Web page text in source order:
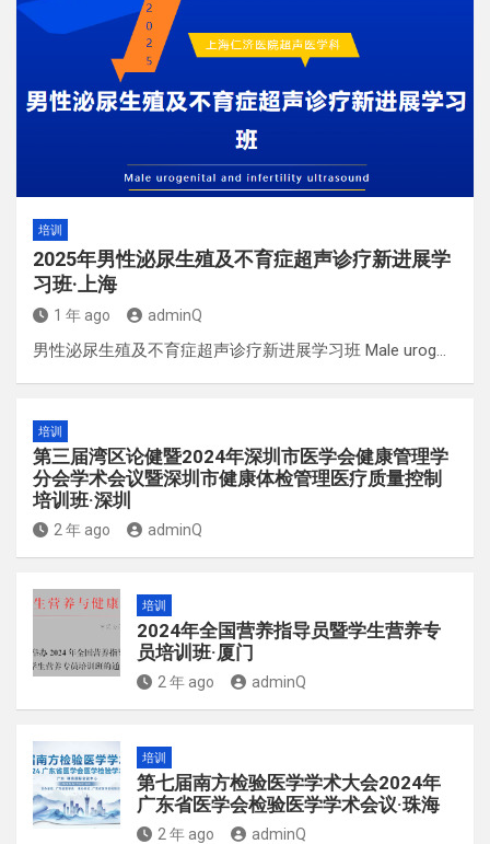
培训
2025年男性泌尿生殖及不育症超声诊疗新进展学
习班·上海
1 年 ago adminQ
男性泌尿生殖及不育症超声诊疗新进展学习班 Male urog…
培训
第三届湾区论健暨2024年深圳市医学会健康管理学
分会学术会议暨深圳市健康体检管理医疗质量控制
培训班·深圳
2 年 ago adminQ
培训
2024年全国营养指导员暨学生营养专
员培训班·厦门
2 年 ago adminQ
培训
第七届南方检验医学学术大会2024年
广东省医学会检验医学学术会议·珠海
2 年 ago adminQ